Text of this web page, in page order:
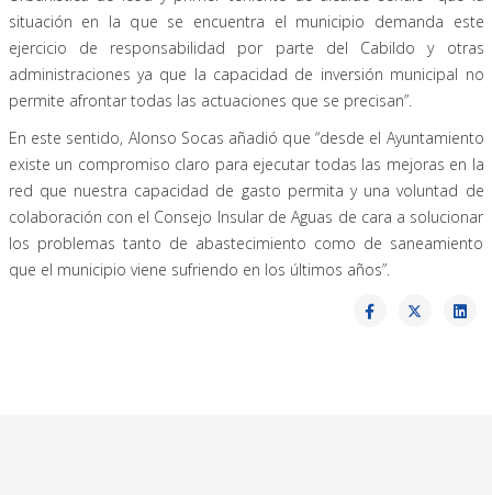
situación en la que se encuentra el municipio demanda este
ejercicio de responsabilidad por parte del Cabildo y otras
administraciones ya que la capacidad de inversión municipal no
permite afrontar todas las actuaciones que se precisan”.
En este sentido, Alonso Socas añadió que “desde el Ayuntamiento
existe un compromiso claro para ejecutar todas las mejoras en la
red que nuestra capacidad de gasto permita y una voluntad de
colaboración con el Consejo Insular de Aguas de cara a solucionar
los problemas tanto de abastecimiento como de saneamiento
que el municipio viene sufriendo en los últimos años”.